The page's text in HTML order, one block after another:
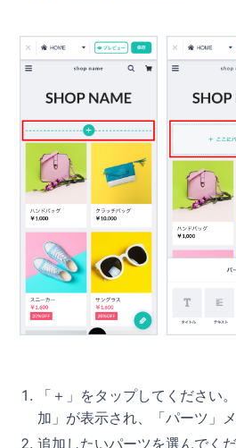
「＋」をタップしてください
加」が表示され、「パーツ」
追加したいパーツを選んでく